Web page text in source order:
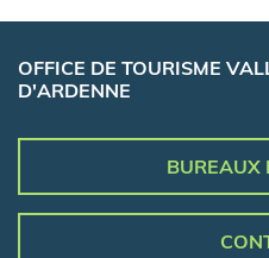
OFFICE DE TOURISME
D'ARDENNE
BUREAUX